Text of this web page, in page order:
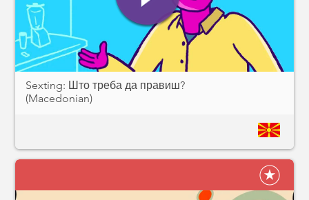
Sexting: Што треба да правиш?
(Macedonian)